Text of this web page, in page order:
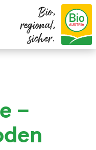
Bio,
regional,
sicher.
–